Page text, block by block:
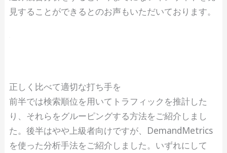
見することができるとのお声もいただいております。
正しく比べて適切な打ち手を
前半では検索順位を用いてトラフィックを推計した
り、それらをグルーピングする方法をご紹介しまし
た。後半はやや上級者向けですが、DemandMetrics
を使った分析手法をご紹介しました。いずれにして